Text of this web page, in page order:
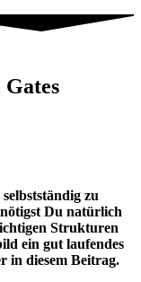
zu
Du natürlich
Strukturen
ein gut laufendes
in diesem Beitrag.